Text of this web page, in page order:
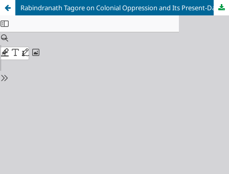
Rabindranath Tagore on Colonial Oppression and Its Present-Day Relevance: Reflections through Crisis in Civilization/ উপনিবেশিত বিশ্ব নিয়ে রবীন্দ্রনাথের ভাবনায় বর্তমান প্রাসঙ্গিকতা : প্রসঙ্গ সভ্যতার সংকট